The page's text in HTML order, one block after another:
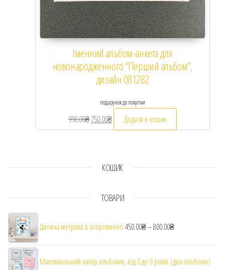
Іменний альбом-анкета для
новонародженного “Перший альбом”,
дизайн 081282
подарунок до покупки
990.00₴Оригінальна ціна: 990.00₴.
750.00₴ Поточна ціна: 750.00₴.
Додати в кошик
КОШИК
ТОВАРИ
Дитяча метрика в асортименті450.00₴–800.00₴
Максимальний набір альбомів, від 0 до 6 років (два альбоми)